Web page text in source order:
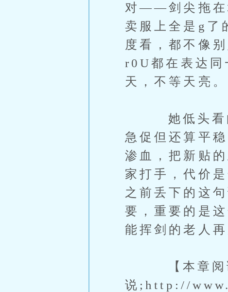
对——剑尖拖在
卖服上全是g了
度看，都不像
r0U都在表达同
天，不等天亮。
她低头看向
急促但还算平
渗血，把新贴
家打手，代价
之前丢下的这
要，重要的是
能挥剑的老人
【本章阅读
说;http://